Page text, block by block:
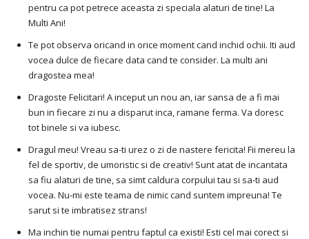
pentru ca pot petrece aceasta zi speciala alaturi de tine! La
Multi Ani!
Te pot observa oricand in orice moment cand inchid ochii. Iti aud
vocea dulce de fiecare data cand te consider. La multi ani
dragostea mea!
Dragoste Felicitari! A inceput un nou an, iar sansa de a fi mai
bun in fiecare zi nu a disparut inca, ramane ferma. Va doresc
tot binele si va iubesc.
Dragul meu! Vreau sa-ti urez o zi de nastere fericita! Fii mereu la
fel de sportiv, de umoristic si de creativ! Sunt atat de incantata
sa fiu alaturi de tine, sa simt caldura corpului tau si sa-ti aud
vocea. Nu-mi este teama de nimic cand suntem impreuna! Te
sarut si te imbratisez strans!
Ma inchin tie numai pentru faptul ca existi! Esti cel mai corect si